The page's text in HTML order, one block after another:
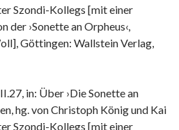
Szondi-Kollegs [mit einer
›Sonette an Orpheus‹,
Göttingen: Wallstein Verlag,
in: Über ›Die Sonette an
hg. von Christoph König und Kai
Szondi-Kollegs [mit einer